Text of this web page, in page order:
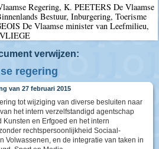
Regering, K. PEETERS De Vlaamse
Bestuur, Inburgering, Toerisme
De Vlaamse minister van Leefmilieu,
verwijzen:
regering
van 27 februari 2015
tot wijziging van diverse besluiten naar
het intern verzelfstandigd agentschap
en Erfgoed en het intern
rechtspersoonlijkheid Sociaal-
Volwassenen, en de integratie van taken in